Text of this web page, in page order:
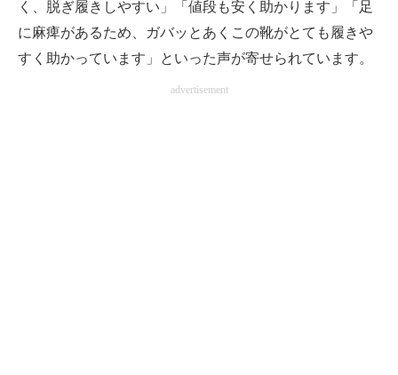
く、脱ぎ履きしやすい」「値段も安く助かります」「足
に麻痺があるため、ガバッとあくこの靴がとても履きや
すく助かっています」といった声が寄せられています。
advertisement